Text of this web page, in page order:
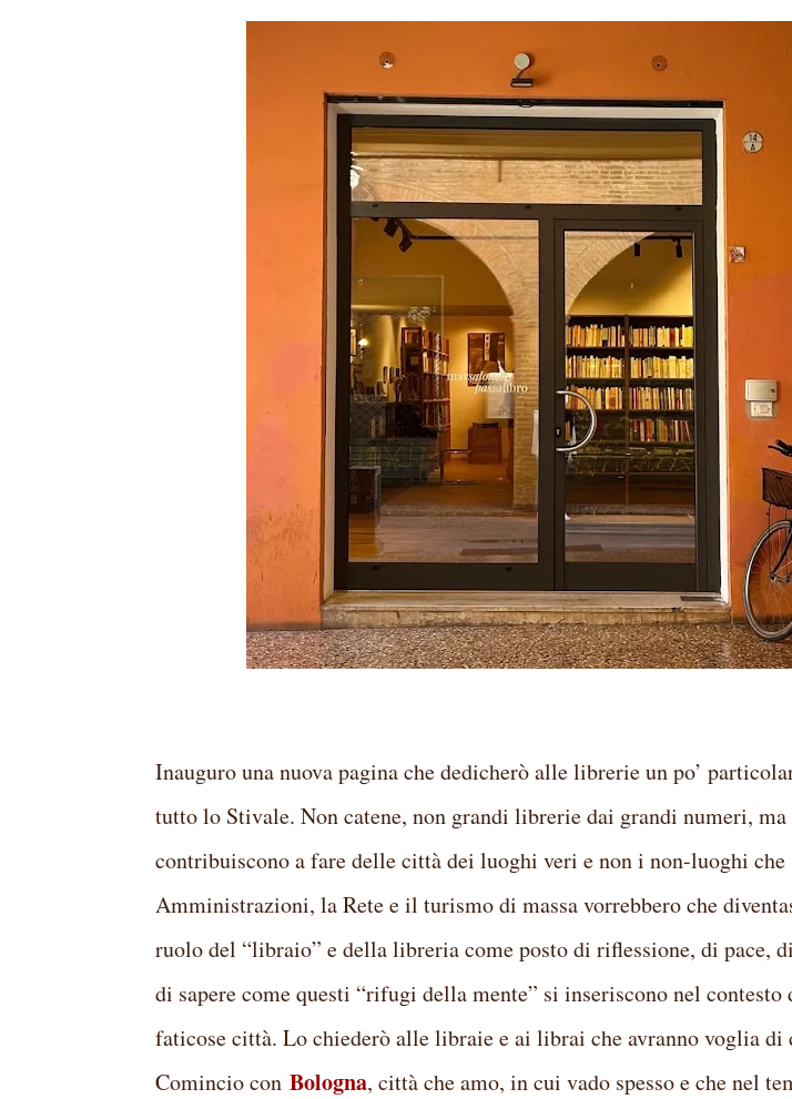
Inauguro una nuova pagina che dedicherò alle librerie un po’
tutto lo Stivale. Non catene, non grandi librerie dai grandi numeri,
contribuiscono a fare delle città dei luoghi veri e non i non-luoghi
Amministrazioni, la Rete e il turismo di massa vorrebbero che
ruolo del “libraio” e della libreria come posto di riflessione, di pace,
di sapere come questi “rifugi della mente” si inseriscono nel contesto
faticose città. Lo chiederò alle libraie e ai librai che avranno voglia di
Comincio con Bologna, città che amo, in cui vado spesso e che nel